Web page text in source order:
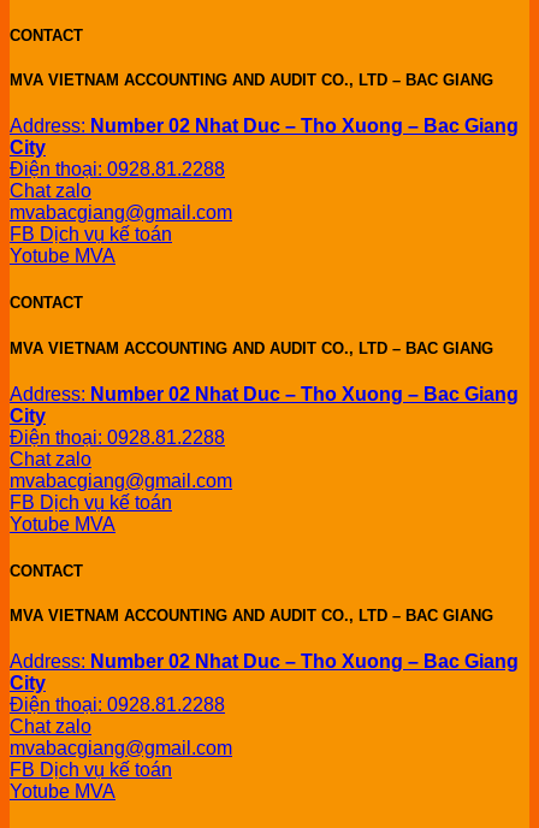
CONTACT
MVA VIETNAM ACCOUNTING AND AUDIT CO., LTD – BAC GIANG
Address: Number 02 Nhat Duc – Tho Xuong – Bac Giang
City
Điện thoại: 0928.81.2288
Chat zalo
mvabacgiang@gmail.com
FB Dịch vụ kế toán
Yotube MVA
CONTACT
MVA VIETNAM ACCOUNTING AND AUDIT CO., LTD – BAC GIANG
Address: Number 02 Nhat Duc – Tho Xuong – Bac Giang
City
Điện thoại: 0928.81.2288
Chat zalo
mvabacgiang@gmail.com
FB Dịch vụ kế toán
Yotube MVA
CONTACT
MVA VIETNAM ACCOUNTING AND AUDIT CO., LTD – BAC GIANG
Address: Number 02 Nhat Duc – Tho Xuong – Bac Giang
City
Điện thoại: 0928.81.2288
Chat zalo
mvabacgiang@gmail.com
FB Dịch vụ kế toán
Yotube MVA